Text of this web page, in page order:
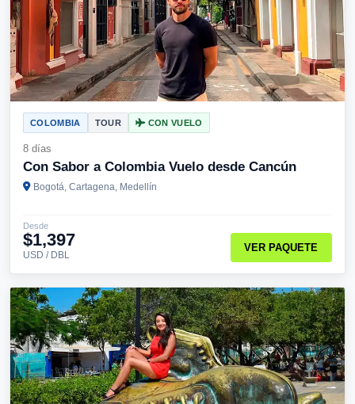
COLOMBIA TOUR CON VUELO
8 días
Con Sabor a Colombia Vuelo desde Cancún
Bogotá, Cartagena, Medellín
Desde
$1,397
USD / DBL
VER PAQUETE